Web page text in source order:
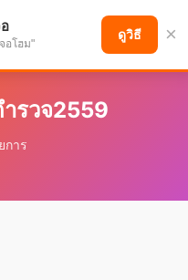
วหน้า
รวจ2559
การ
อโฮม"
ดูวิธี ×